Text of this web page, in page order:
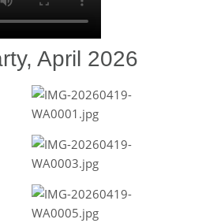
April 2026